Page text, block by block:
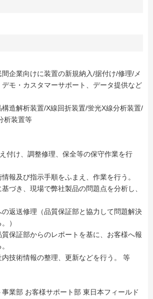
企業向けに装置の新規納入/据付け/修理/メ
デモ・カスタマーサポート、データ提供など
造解析装置/X線回折装置/蛍光X線分析装置/
析装置等
付け、調整修理、保全等の保守作業を行
情報及び指示手順をふまえ、作業を行う。
基づき、現場で弊社製品の問題点を分析し、
の返送修理（品質保証部と協力して問題解決
）
質保証部からのレポートを基に、お客様へ報
内技術情報の整理、更新などを行う。 等
業部 お客様サポート部 東日本フィールド